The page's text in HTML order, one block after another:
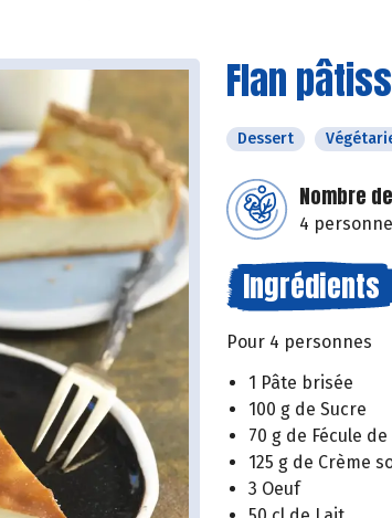
Flan
Dessert
Nombre
4
Ingrédients
Pour 4 personnes
1 Pâte brisée
100 g de Sucre
70 g de Fécule
125 g de Crème
3 Oeuf